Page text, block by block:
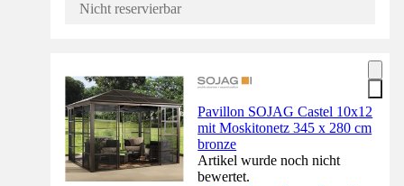
Nicht reservierbar
Pavillon SOJAG Castel 10x12
mit Moskitonetz 345 x 280 cm
bronze
Artikel wurde noch nicht
bewertet.